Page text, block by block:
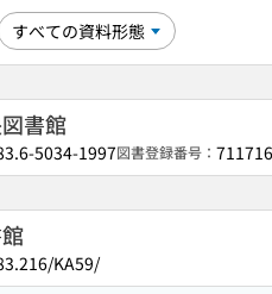
書館
5034-1997図書登録番号：
KA59/